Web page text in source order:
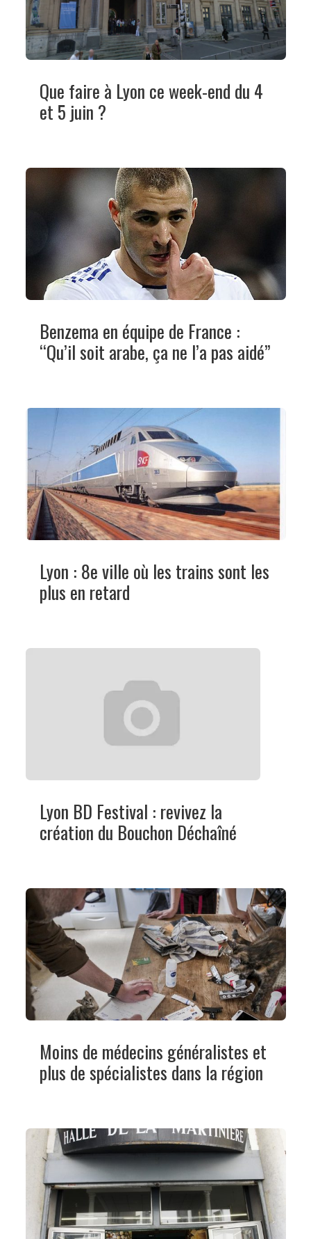
Que faire à Lyon ce week-end du 4
et 5 juin ?
Benzema en équipe de France :
“Qu’il soit arabe, ça ne l’a pas aidé”
Lyon : 8e ville où les trains sont les
plus en retard
Lyon BD Festival : revivez la
création du Bouchon Déchaîné
Moins de médecins généralistes et
plus de spécialistes dans la région